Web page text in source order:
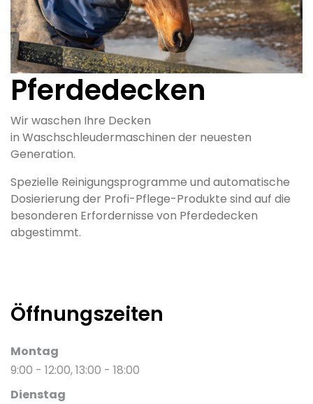
Pferdedecken
Wir waschen Ihre Decken
in Waschschleudermaschinen der neuesten
Generation.
Spezielle Reinigungsprogramme und automatische
Dosierierung der Profi-Pflege-Produkte sind auf die
besonderen Erfordernisse von Pferdedecken
abgestimmt.
Öffnungszeiten
Montag
9:00 - 12:00, 13:00 - 18:00
Dienstag